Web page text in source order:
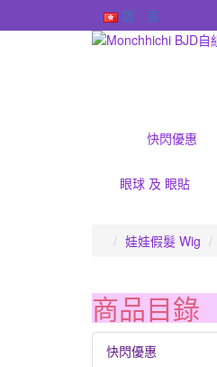
語 言
快閃優惠
眼球 及 眼貼
娃娃假髮 Wig
商品目錄
快閃優惠